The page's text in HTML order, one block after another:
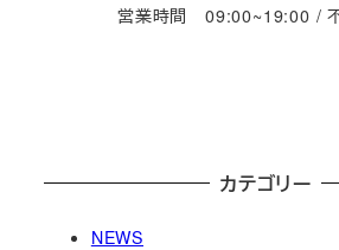
営業時間 09:00~19:00 /
カテゴリー
NEWS